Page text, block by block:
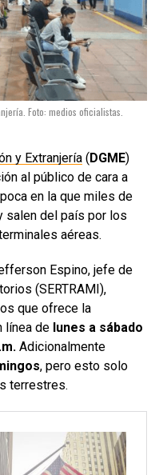
Foto: medios oficialistas.
y Extranjería (DGME)
al público de cara a
en la que miles de
salen del país por los
aéreas.
Espino, jefe de
(SERTRAMI),
que ofrece la
línea de lunes a sábado
Adicionalmente
, pero esto solo
terrestres.